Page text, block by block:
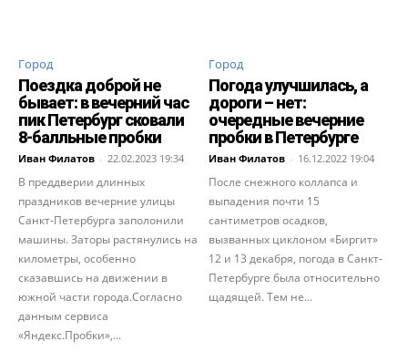
Город
Поездка доброй не
бывает: в вечерний час
пик Петербург сковали
8-балльные пробки
Иван Филатов - 22.02.2023 19:34
В преддверии длинных
праздников вечерние улицы
Санкт-Петербурга заполонили
машины. Заторы растянулись на
километры, особенно
сказавшись на движении в
южной части города.Согласно
данным сервиса
«Яндекс.Пробки»,...
Город
Погода улучшилась, а
дороги – нет:
очередные вечерние
пробки в Петербурге
Иван Филатов - 16.12.2022 19:04
После снежного коллапса и
выпадения почти 15
сантиметров осадков,
вызванных циклоном «Биргит»
12 и 13 декабря, погода в Санкт-
Петербурге была относительно
щадящей. Тем не...